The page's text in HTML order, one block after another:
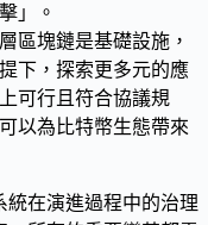
」。
區塊鏈是基礎設施，
下，探索更多元的應
可行且符合協議規
以為比特幣生態帶來
在演進過程中的治理